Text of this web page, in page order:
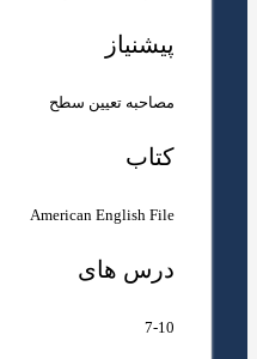
پیشنیاز
مصاحبه تعیین سطح
کتاب
American English File
درس های
7-10